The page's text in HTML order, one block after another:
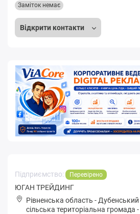
Відкрити контакти
Заміток немає
Підприємство: Перевірено
ЮГАН ТРЕЙДИНГ
Рівненська область -
сільська територіальна громада -